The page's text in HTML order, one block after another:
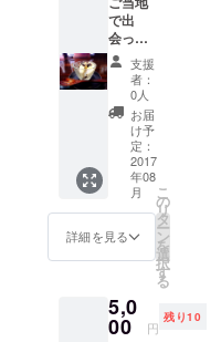
やってま
す！食べた
ものを載せ
ていますの
https://instag
ram.com/gor
ou01/
■元芸能MG
グルメブロ
で出
会った
美味し
いお土
産、美
味しい
もの、
名産品
を１品
お送り
いたし
ます＾
＾
支援
者：
0人
お届
け予
定：
2017
年08
月
詳細を見る
こ
の
リ
タ
ー
ン
を
選
択
す
る
5,0
00 円
残り10